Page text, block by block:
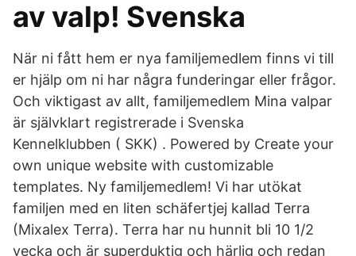
av valp! Svenska
När ni fått hem er nya familjemedlem finns vi till
er hjälp om ni har några funderingar eller frågor.
Och viktigast av allt, familjemedlem Mina valpar
är självklart registrerade i Svenska
Kennelklubben ( SKK) . Powered by Create your
own unique website with customizable
templates. Ny familjemedlem! Vi har utökat
familjen med en liten schäfertjej kallad Terra
(Mixalex Terra). Terra har nu hunnit bli 10 1/2
vecka och är superduktig och härlig och redan